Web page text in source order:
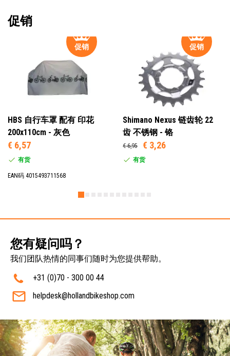
促销
促销
HBS 自行车罩 配有 印花
200x110cm - 灰色
€ 6,57
有货
EAN码 4015493711568
促销
Shimano Nexus 链齿轮 22
齿 不锈钢 - 铬
€ 6,95 € 3,26
有货
您有疑问吗？
我们团队热情的同事们随时为您提供帮助。
+31 (0)70 - 300 00 44
helpdesk@hollandbikeshop.com